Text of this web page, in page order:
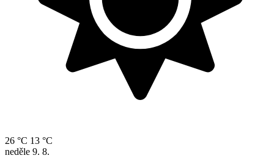
26 °C 13 °C
neděle 9. 8.